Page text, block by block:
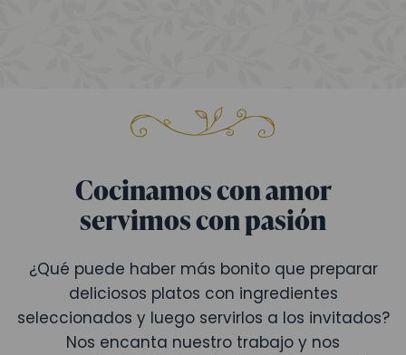
Cocinamos con amor
servimos con pasión
¿Qué puede haber más bonito que preparar
deliciosos platos con ingredientes
seleccionados y luego servirlos a los invitados?
Nos encanta nuestro trabajo y nos